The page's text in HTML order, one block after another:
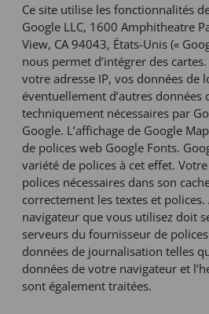
Ce site utilise les fonctionnalités
Google LLC, 1600 Amphitheatre
View, CA 94043, États-Unis («
nous permet d’intégrer des
votre adresse IP, vos données de
éventuellement d’autres données
techniquement nécessaires par
Google. L’affichage de Google
de polices web Google Fonts.
variété de polices à cet effet.
polices nécessaires dans son
correctement les textes et polices.
navigateur que vous utilisez doit
serveurs du fournisseur de
données de journalisation telles
données de votre navigateur et
sont également traitées.